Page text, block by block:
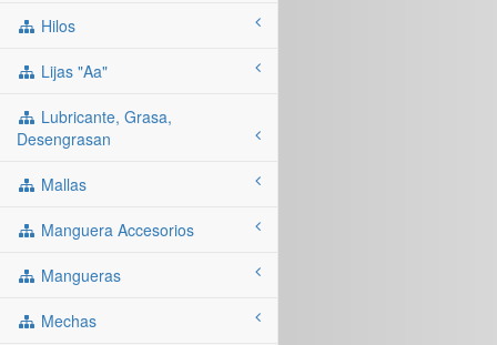
Hilos
Lijas "aa"
Lubricante, Grasa,
Desengrasan
Mallas
Manguera Accesorios
Mangueras
Mechas